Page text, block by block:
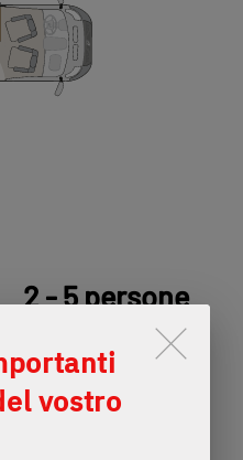
2 - 5 persone
Posti letto
3.499 kg
attiva il
vostro